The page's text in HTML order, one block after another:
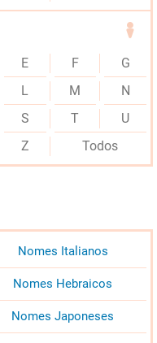
E F
G
L M
N
S T
U
Z Todos
Nomes Italianos
Nomes Hebraicos
Nomes Japoneses